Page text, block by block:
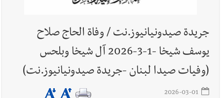
10-8-2026
أخبار لبنان مقدمات نشرات الأخبار المسائية في لبنان ليوم الأحد
9-8-2026
جريدة صيدونيانيوز.نت / وفاة الحاج صلاح
يوسف شيخا -1-3-2026 آل شيخا وبلحس
(وفیات صيدا لبنان -جريدة صيدونيانيوز.نت)
2026-03-01